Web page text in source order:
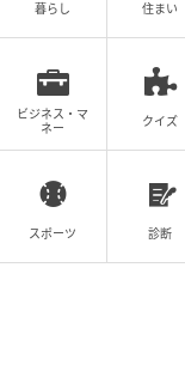
暮らし 住まい
ビジネス・マ
ネー
クイズ
スポーツ 診断